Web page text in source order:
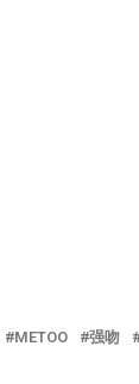
METOO 强吻